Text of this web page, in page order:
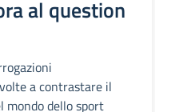
al question
a contrastare il
mondo dello sport